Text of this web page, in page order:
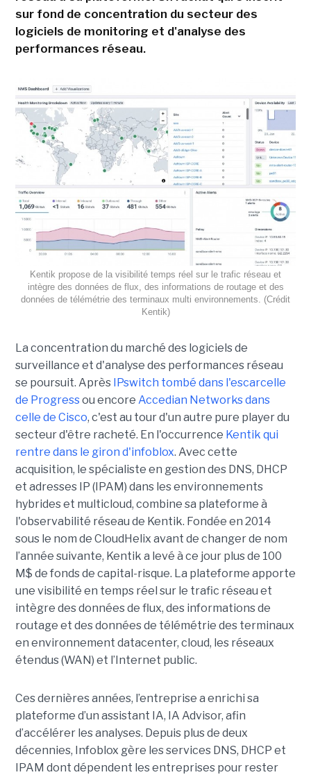
sur fond de concentration du secteur des
logiciels de monitoring et d'analyse des
performances réseau.
Kentik propose de la visibilité temps réel sur le trafic réseau et
intègre des données de flux, des informations de routage et des
données de télémétrie des terminaux multi environnements. (Crédit
Kentik)
La concentration du marché des logiciels de
surveillance et d'analyse des performances réseau
se poursuit. Après IPswitch tombé dans l'escarcelle
de Progressou encore Accedian Networks dans
celle de Cisco, c'est au tour d'un autre pure player du
secteur d'être racheté. En l'occurrence Kentik qui
rentre dans le giron d'infoblox. Avec cette
acquisition, le spécialiste en gestion des DNS, DHCP
et adresses IP (IPAM) dans les environnements
hybrides et multicloud, combine sa plateforme à
l'observabilité réseau de Kentik. Fondée en 2014
sous le nom de CloudHelix avant de changer de nom
l’année suivante, Kentik a levé à ce jour plus de 100
M$ de fonds de capital-risque. La plateforme apporte
une visibilité en temps réel sur le trafic réseau et
intègre des données de flux, des informations de
routage et des données de télémétrie des terminaux
en environnement datacenter, cloud, les réseaux
étendus (WAN) et l’Internet public.
Ces dernières années, l’entreprise a enrichi sa
plateforme d’un assistant IA, IA Advisor, afin
d’accélérer les analyses. Depuis plus de deux
décennies, Infoblox gère les services DNS, DHCP et
IPAM dont dépendent les entreprises pour rester